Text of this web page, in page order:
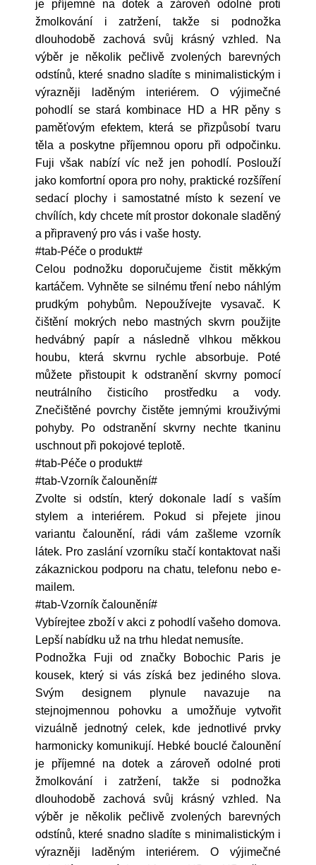
je příjemné na dotek a zároveň odolné proti
žmolkování i zatržení, takže si podnožka
dlouhodobě zachová svůj krásný vzhled. Na
výběr je několik pečlivě zvolených barevných
odstínů, které snadno sladíte s minimalistickým i
výrazněji laděným interiérem. O výjimečné
pohodlí se stará kombinace HD a HR pěny s
paměťovým efektem, která se přizpůsobí tvaru
těla a poskytne příjemnou oporu při odpočinku.
Fuji však nabízí víc než jen pohodlí. Poslouží
jako komfortní opora pro nohy, praktické rozšíření
sedací plochy i samostatné místo k sezení ve
chvílích, kdy chcete mít prostor dokonale sladěný
a připravený pro vás i vaše hosty.
#tab-Péče o produkt#
Celou podnožku doporučujeme čistit měkkým
kartáčem. Vyhněte se silnému tření nebo náhlým
prudkým pohybům. Nepoužívejte vysavač. K
čištění mokrých nebo mastných skvrn použijte
hedvábný papír a následně vlhkou měkkou
houbu, která skvrnu rychle absorbuje. Poté
můžete přistoupit k odstranění skvrny pomocí
neutrálního čisticího prostředku a vody.
Znečištěné povrchy čistěte jemnými krouživými
pohyby. Po odstranění skvrny nechte tkaninu
uschnout při pokojové teplotě.
#tab-Péče o produkt#
#tab-Vzorník čalounění#
Zvolte si odstín, který dokonale ladí s vaším
stylem a interiérem. Pokud si přejete jinou
variantu čalounění, rádi vám zašleme vzorník
látek. Pro zaslání vzorníku stačí kontaktovat naši
zákaznickou podporu na chatu, telefonu nebo e-
mailem.
#tab-Vzorník čalounění#
Vybírejtee zboží v akci z pohodlí vašeho domova.
Lepší nabídku už na trhu hledat nemusíte.
Podnožka Fuji od značky Bobochic Paris je
kousek, který si vás získá bez jediného slova.
Svým designem plynule navazuje na
stejnojmennou pohovku a umožňuje vytvořit
vizuálně jednotný celek, kde jednotlivé prvky
harmonicky komunikují. Hebké bouclé čalounění
je příjemné na dotek a zároveň odolné proti
žmolkování i zatržení, takže si podnožka
dlouhodobě zachová svůj krásný vzhled. Na
výběr je několik pečlivě zvolených barevných
odstínů, které snadno sladíte s minimalistickým i
výrazněji laděným interiérem. O výjimečné